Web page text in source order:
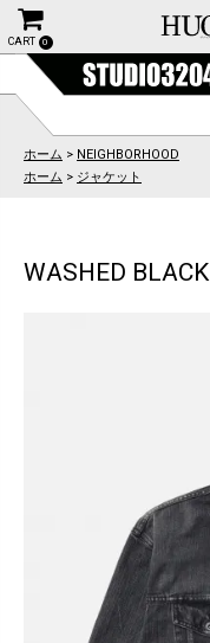
CART 0
ホーム > NEIGHBORHOOD
ホーム > ジャケット
WASHED